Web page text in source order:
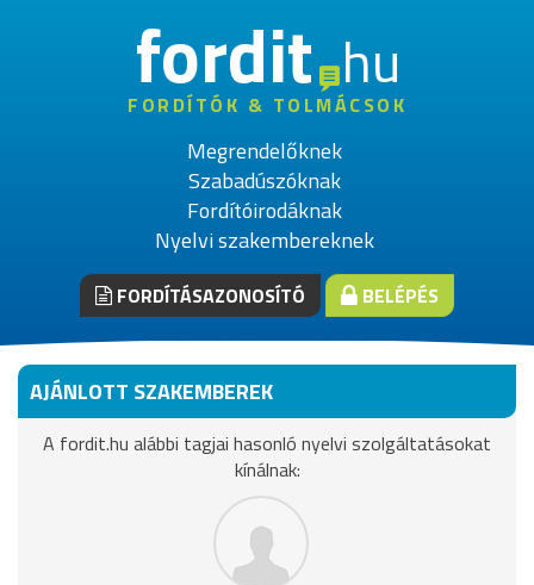
fordithu
FORDÍTÓK & TOLMÁCSOK
Megrendelőknek
Szabadúszóknak
Fordítóirodáknak
Nyelvi szakembereknek
FORDÍTÁSAZONOSÍTÓ BELÉPÉS
AJÁNLOTT SZAKEMBEREK
A fordit.hu alábbi tagjai hasonló nyelvi szolgáltatásokat
kínálnak: